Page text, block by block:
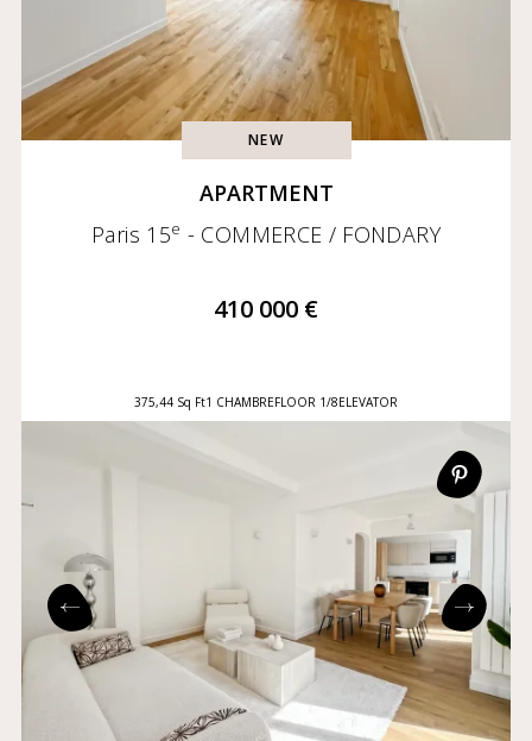
NEW
APARTMENT
Paris 15e - COMMERCE / FONDARY
410 000 €
375,44 Sq Ft1 CHAMBREFLOOR 1/8ELEVATOR